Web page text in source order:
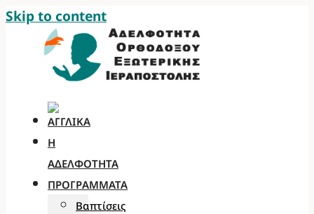
Skip to content
Η
ΑΔΕΛΦΌΤΗΤΑ
ΠΡΟΓΡΆΜΜΑΤΑ
Βαπτίσεις